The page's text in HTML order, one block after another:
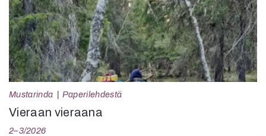
Mustarinda Paperilehdestä
Vieraan vieraana
2–3/2026